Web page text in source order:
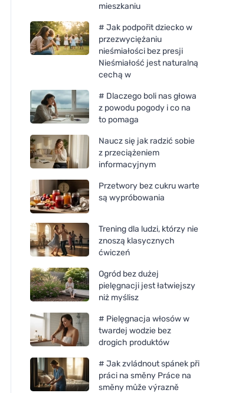
Bombus Raw protein Cocoa
beans 50g
Bombus Raw
butter 50g
mieszkaniu
# Jak podpořit dziecko w
przezwyciężaniu
nieśmiałości bez presji
Nieśmiałość jest naturalną
cechą w
# Dlaczego boli nas głowa
z powodu pogody i co na
to pomaga
Naucz się jak radzić sobie
z przeciążeniem
informacyjnym
Przetwory bez cukru warte
są wypróbowania
Trening dla ludzi, którzy nie
znoszą klasycznych
ćwiczeń
Ogród bez dużej
pielęgnacji jest łatwiejszy
niż myślisz
# Pielęgnacja włosów w
twardej wodzie bez
drogich produktów
# Jak zvládnout spánek při
práci na směny Práce na
směny může výrazně